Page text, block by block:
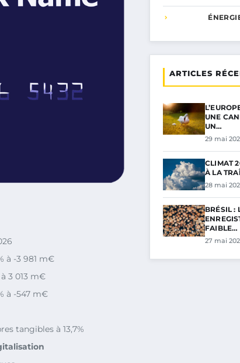
à -3 981 m€
3 013 m€
à -547 m€
tangibles à 13,7%
ARTICLES
UNE
UN…
29 mai
CLIMAT
À LA
28 mai
BRÉSIL :
FAIBLE…
27 mai